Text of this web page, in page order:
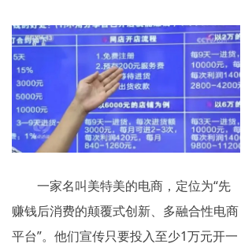
一家名叫美特美的电商，定位为“先
赚钱后消费的颠覆式创新、多融合性电商
平台”。他们宣传只要投入至少1万元开一